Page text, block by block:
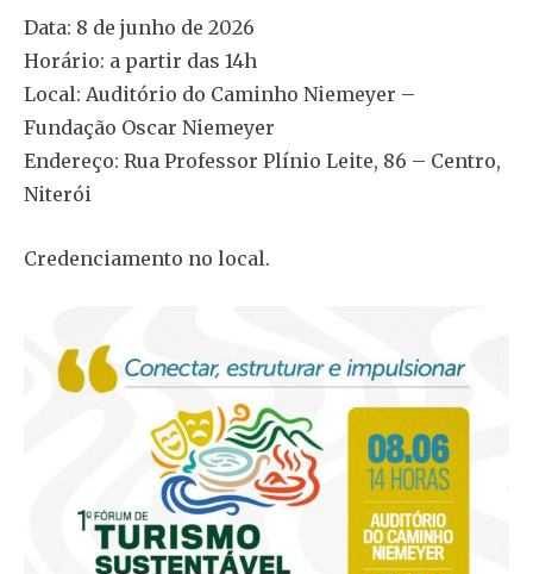
Data: 8 de junho de 2026
Horário: a partir das 14h
Local: Auditório do Caminho Niemeyer –
Fundação Oscar Niemeyer
Endereço: Rua Professor Plínio Leite, 86 – Centro,
Niterói
Credenciamento no local.